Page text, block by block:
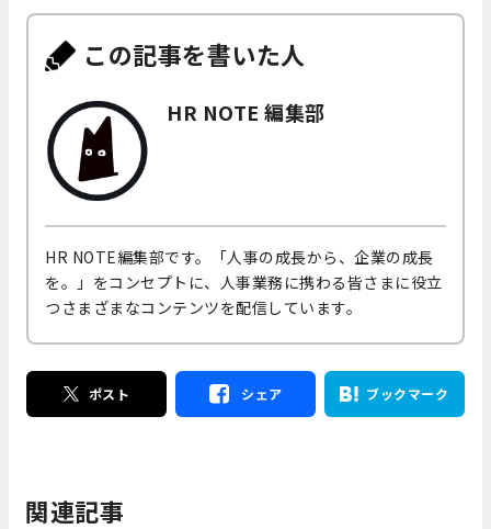
この記事を書いた人
HR NOTE 編集部
HR NOTE編集部です。「人事の成長から、企業の成長
を。」をコンセプトに、人事業務に携わる皆さまに役立
つさまざまなコンテンツを配信しています。
ポスト シェア ブックマーク
関連記事